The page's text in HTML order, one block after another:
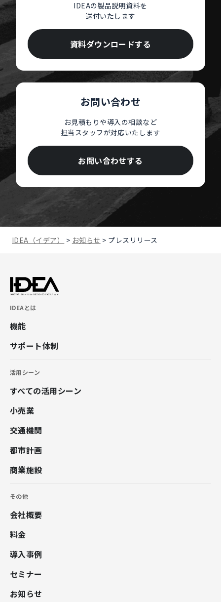
IDEAの製品説明資料を
送付いたします
資料ダウンロードする
お問い合わせ
お見積もりや導入の相談など
担当スタッフが対応いたします
お問い合わせする
IDEA（イデア） > お知らせ > プレスリリース
IDEAとは
機能
サポート体制
活用シーン
すべての活用シーン
小売業
交通機関
都市計画
商業施設
その他
会社概要
料金
導入事例
セミナー
お知らせ